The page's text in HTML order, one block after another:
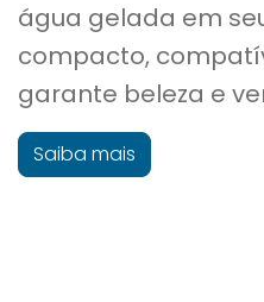
água gelada em
compacto,
garante beleza e
Saiba mais